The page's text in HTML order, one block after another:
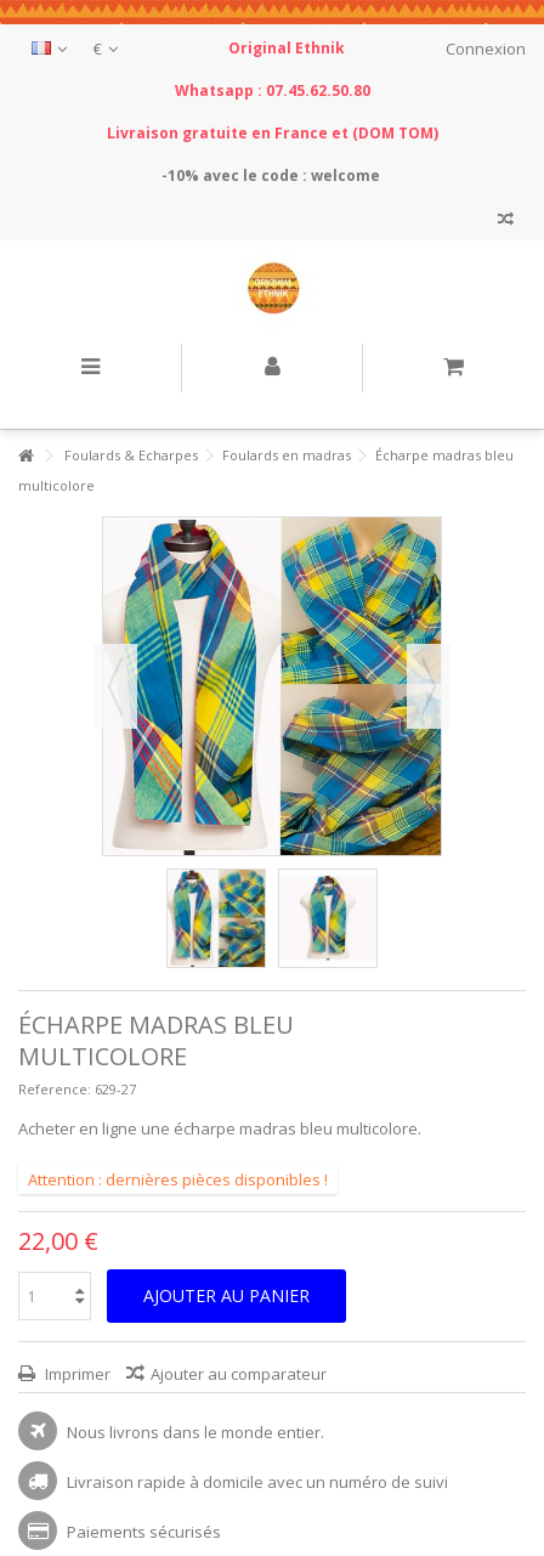
€ Connexion
Original Ethnik
Whatsapp : 07.45.62.50.80
Livraison gratuite en France et (DOM TOM)
-10% avec le code : welcome
Foulards & Echarpes Foulards en madras
Écharpe madras bleu
multicolore
ÉCHARPE MADRAS BLEU
MULTICOLORE
Reference: 629-27
Acheter en ligne une écharpe madras bleu multicolore.
Attention : dernières pièces disponibles !
22,00 €
AJOUTER AU PANIER
Imprimer Ajouter au comparateur
Nous livrons dans le monde entier.
Livraison rapide à domicile avec un numéro de suivi
Paiements sécurisés